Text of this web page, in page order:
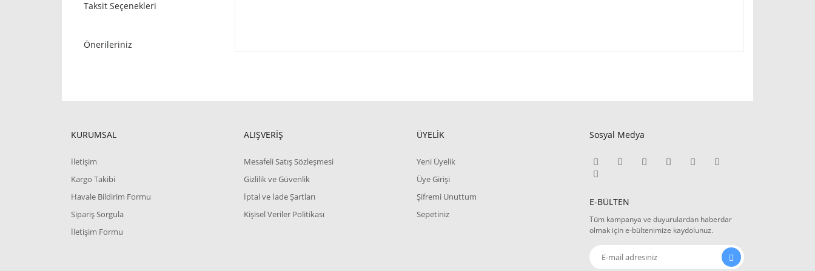
Taksit Seçenekleri
Önerileriniz
KURUMSAL
İletişim
Kargo Takibi
Havale Bildirim Formu
Sipariş Sorgula
İletişim Formu
ALIŞVERİŞ
Mesafeli Satış Sözleşmesi
Gizlilik ve Güvenlik
İptal ve İade Şartları
Kişisel Veriler Politikası
ÜYELİK
Yeni Üyelik
Üye Girişi
Şifremi Unuttum
Sepetiniz
Sosyal Medya
E-BÜLTEN
Tüm kampanya ve duyurulardan haberdar
olmak için e-bültenimize kaydolunuz.